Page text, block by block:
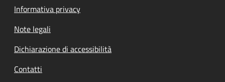
Informativa privacy
Note legali
Dichiarazione di accessibilità
Contatti